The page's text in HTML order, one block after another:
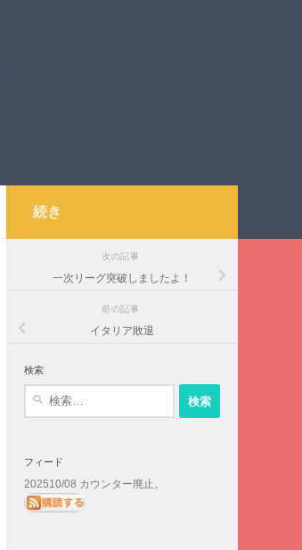
続き
次の記事
一次リーグ突破しましたよ！
前の記事
イタリア敗退
検索
フィード
202510/08 カウンター廃止。